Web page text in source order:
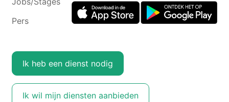
Pers
Ik heb een dienst nodig
Ik wil mijn diensten aanbieden